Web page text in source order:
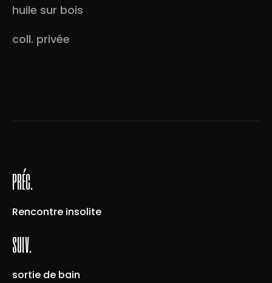
huile sur bois
coll. privée
préc.
Rencontre insolite
suiv.
sortie de bain